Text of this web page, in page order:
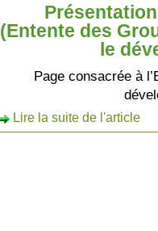
(Entente des
le
Page consacrée à
Lire la suite de l'article